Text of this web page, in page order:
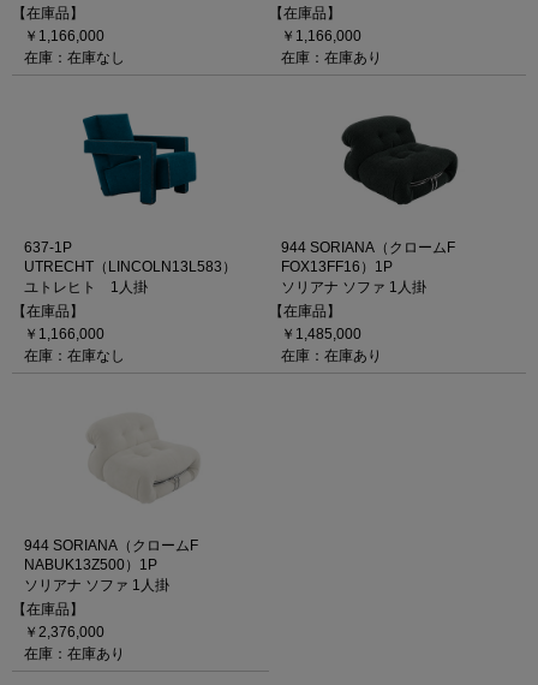
【在庫品】
￥1,166,000
在庫：在庫なし
【在庫品】
￥1,166,000
在庫：在庫あり
637-1P
UTRECHT（LINCOLN13L583）
ユトレヒト 1人掛
【在庫品】
￥1,166,000
在庫：在庫なし
944 SORIANA（クロームF
FOX13FF16）1P
ソリアナ ソファ 1人掛
【在庫品】
￥1,485,000
在庫：在庫あり
944 SORIANA（クロームF
NABUK13Z500）1P
ソリアナ ソファ 1人掛
【在庫品】
￥2,376,000
在庫：在庫あり